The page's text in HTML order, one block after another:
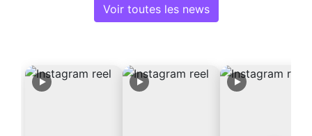
Voir toutes les news